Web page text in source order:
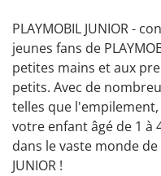
PLAYMOBIL JUNIOR -
jeunes fans de
petites mains et aux
petits. Avec de
telles que
votre enfant âgé de 1 à
dans le vaste monde de
JUNIOR !